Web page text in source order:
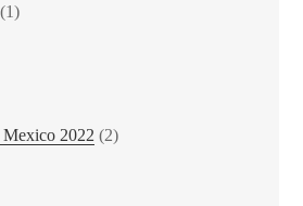
(1)
2022 (2)